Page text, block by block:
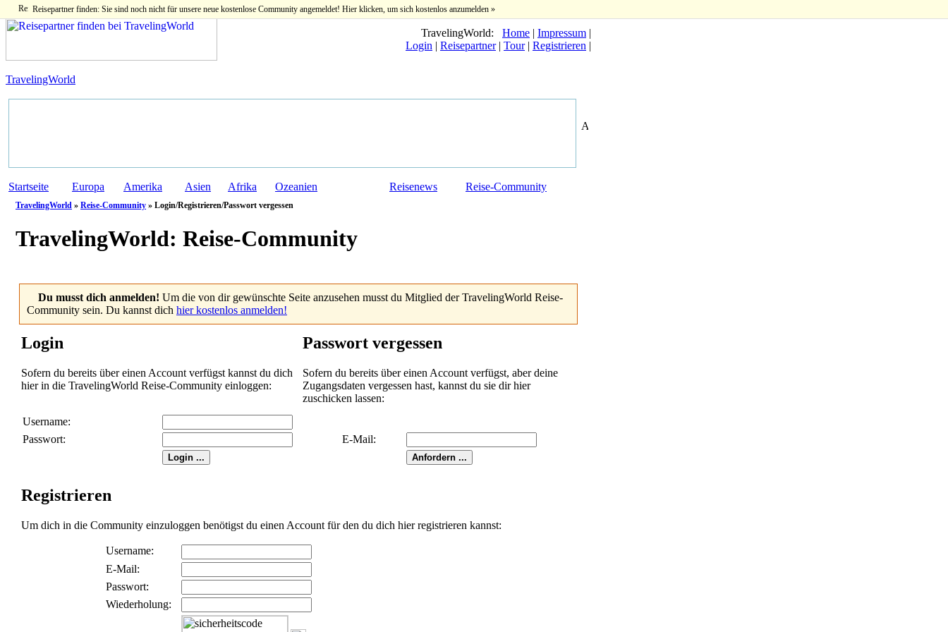
Reisepartner finden: Sie sind noch nicht für unsere neue kostenlose Community angemeldet! Hier klicken, um sich kostenlos anzumelden »
TravelingWorld: Home | Impressum |
Login | Reisepartner| Tour| Registrieren |
TravelingWorld
Startseite Europa Amerika Asien Afrika Ozeanien Reisenews Reise-Community
TravelingWorld » Reise-Community » Login/Registrieren/Passwort vergessen
TravelingWorld: Reise-Community
Du musst dich anmelden! Um die von dir gewünschte Seite anzusehen musst du Mitglied der TravelingWorld Reise-
Community sein. Du kannst dich hier kostenlos anmelden!
Login
Sofern du bereits über einen Account verfügst kannst du dich
hier in die TravelingWorld Reise-Community einloggen:
Passwort vergessen
Sofern du bereits über einen Account verfügst, aber deine
Zugangsdaten vergessen hast, kannst du sie dir hier
zuschicken lassen:
Username:
Passwort:
E-Mail:
Registrieren
Um dich in die Community einzuloggen benötigst du einen Account für den du dich hier registrieren kannst:
Username:
E-Mail:
Passwort:
Wiederholung: